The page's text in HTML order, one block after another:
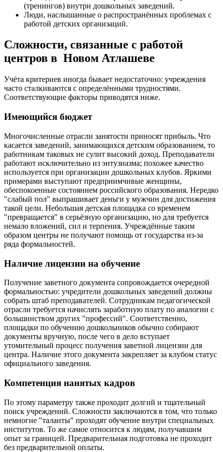
(тренингов) внутри дошкольных заведений.
Люди, наслышанные о распространённых проблемах с
работой детских организаций.
Сложности, связанные с работой
центров в Новом Атлашеве
Учёта критериев иногда бывает недостаточно: учреждения
часто сталкиваются с определёнными трудностями.
Соответствующие факторы приводятся ниже.
Имеющийся бюджет
Многочисленные отрасли занятости приносят прибыль. Что
касается заведений, занимающихся детским образованием, то
работникам таковых не сулит высокий доход. Преподаватели
работают исключительно из энтузиазма; похожее качество
используется при организации дошкольных клубов. Яркими
примерами выступают предприимчивые женщины,
обеспокоенные состоянием российского образования. Нередко
"слабый пол" выпрашивает деньги у мужчин для достижения
такой цели. Небольшая детская площадка со временем
"превращается" в серьёзную организацию, но для требуется
немало вложений, сил и терпения. Учреждённые таким
образом центры не получают помощь от государства из-за
ряда формальностей.
Наличие лицензии на обучение
Получение заветного документа сопровождается очередной
формальностью: учредители дошкольных заведений должны
собрать штаб преподавателей. Сотрудникам педагогической
отрасли требуется начислять заработную плату по аналогии с
большинством других "профессий". Соответственно,
площадки по обучению дошкольников обычно собирают
документы вручную, после чего в дело вступает
утомительный процесс получения заветной лицензии для
центра. Наличие этого документа закрепляет за клубом статус
официального заведения.
Компетенция нанятых кадров
По этому параметру также проходит долгий и тщательный
поиск учреждений. Сложности заключаются в том, что только
немногие "таланты" проходят обучение внутри специальных
институтов. То же самое относится к людям, получавшим
опыт за границей. Предварительная подготовка не проходит
без предварительной оплаты.